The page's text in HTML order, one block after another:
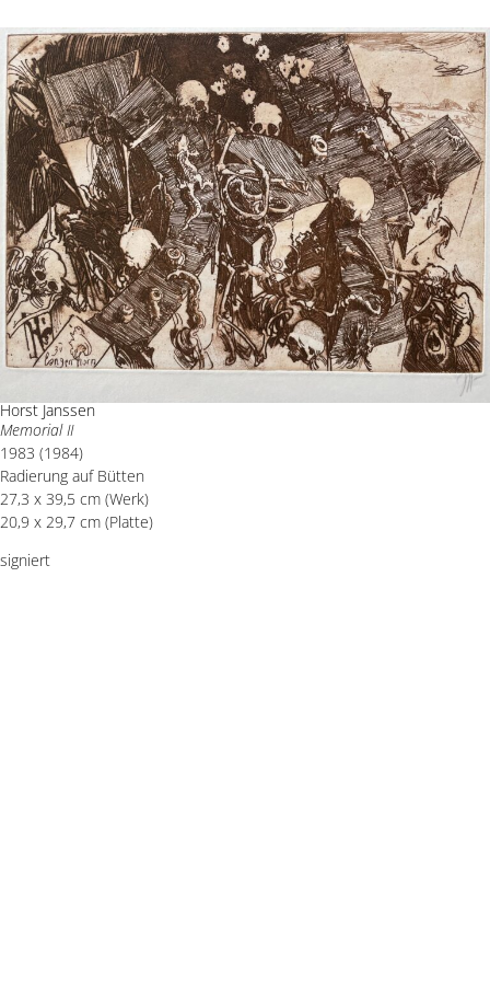
Horst Janssen
Memorial II
1983 (1984)
Radierung auf Bütten
27,3 x 39,5 cm (Werk)
20,9 x 29,7 cm (Platte)
signiert